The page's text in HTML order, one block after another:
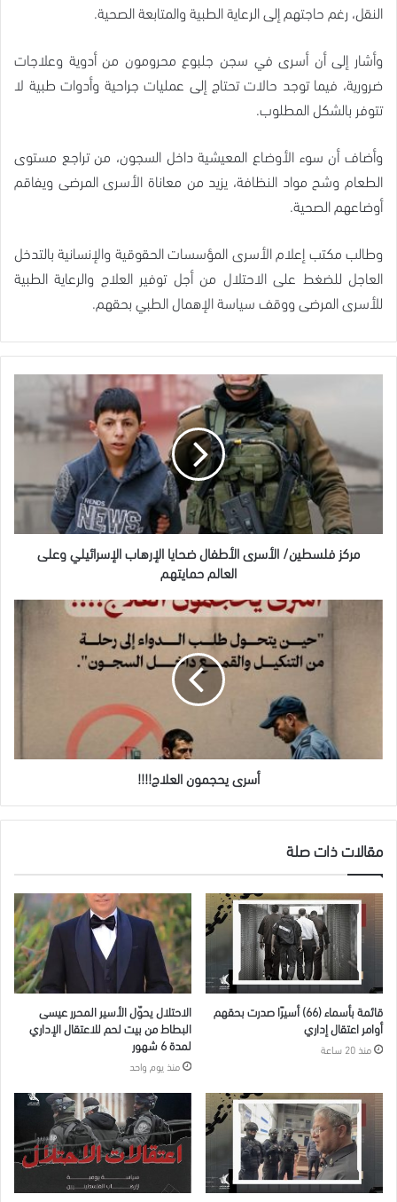
النقل، رغم حاجتهم إلى الرعاية الطبية والمتابعة الصحية.
وأشار إلى أن أسرى في سجن جلبوع محرومون من أدوية وعلاجات
ضرورية، فيما توجد حالات تحتاج إلى عمليات جراحية وأدوات طبية لا
تتوفر بالشكل المطلوب.
وأضاف أن سوء الأوضاع المعيشية داخل السجون، من تراجع مستوى
الطعام وشح مواد النظافة، يزيد من معاناة الأسرى المرضى ويفاقم
أوضاعهم الصحية.
وطالب مكتب إعلام الأسرى المؤسسات الحقوقية والإنسانية بالتدخل
العاجل للضغط على الاحتلال من أجل توفير العلاج والرعاية الطبية
للأسرى المرضى ووقف سياسة الإهمال الطبي بحقهم.
ضحايا
الإرهاب
الإسرائيلي
العالم
حمايتهممركز فلسطين/ الأسرى الأطفال ضحايا الإرهاب الإسرائيلي وعلى
العالم حمايتهم
أسرى يحجمون العلاج!!!!
مقالات ذات صلة
قائمة بأسماء (66) أسيرًا صدرت بحقهم
أوامر اعتقال إداري
منذ 20 ساعة
الاحتلال يحوّل الأسير المحرر عيسى
البطاط من بيت لحم للاعتقال الإداري
لمدة 6 شهور
منذ يوم واحد